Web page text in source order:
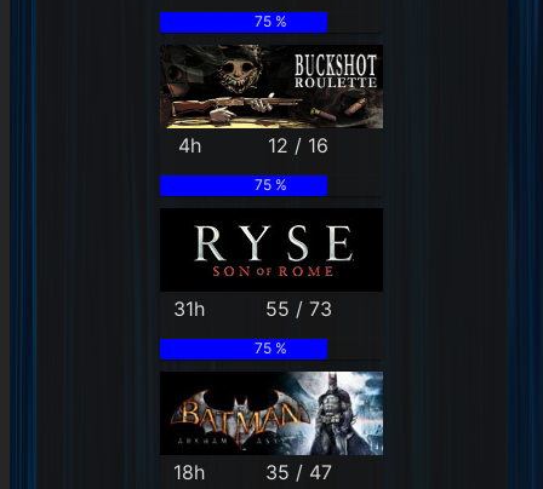
75 %
4h 12 / 16
75 %
31h 55 / 73
75 %
18h 35 / 47